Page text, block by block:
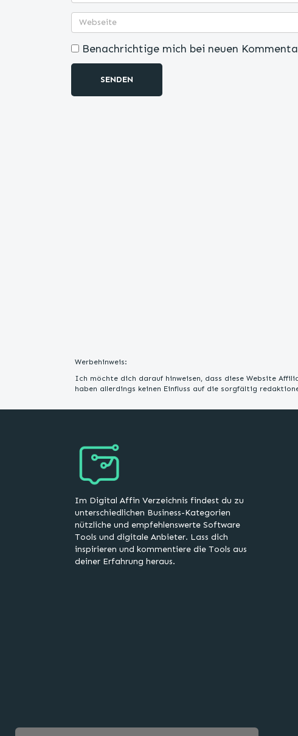
Benachrichtige mich bei neuen
SENDEN
Werbehinweis:
Ich möchte dich darauf hinweisen, dass diese Website
haben allerdings keinen Einfluss auf die sorgfältig
Im Digital Affin Verzeichnis findest du zu
unterschiedlichen Business-Kategorien
nützliche und empfehlenswerte Software
Tools und digitale Anbieter. Lass dich
inspirieren und kommentiere die Tools aus
deiner Erfahrung heraus.